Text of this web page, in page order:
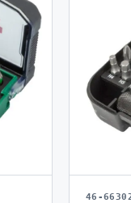
46-